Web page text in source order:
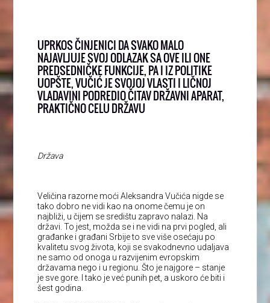
UPRKOS ČINJENICI DA SVAKO MALO
NAJAVLJUJE SVOJ ODLAZAK SA OVE ILI ONE
PREDSEDNIČKE FUNKCIJE, PA I IZ POLITIKE
UOPŠTE, VUČIĆ JE SVOJOJ VLASTI I LIČNOJ
VLADAVINI PODREDIO ČITAV DRŽAVNI APARAT,
PRAKTIČNO CELU DRŽAVU
Država
Veličina razorne moći Aleksandra Vučića nigde se
tako dobro ne vidi kao na onome čemu je on
najbliži, u čijem se središtu zapravo nalazi. Na
državi. To jest, možda se i ne vidi na prvi pogled, ali
građanke i građani Srbije to sve više osećaju po
kvalitetu svog života, koji se svakodnevno udaljava
ne samo od onoga u razvijenim evropskim
državama nego i u regionu. Što je najgore – stanje
je sve gore. I tako je već punih pet, a uskoro će biti i
šest godina.